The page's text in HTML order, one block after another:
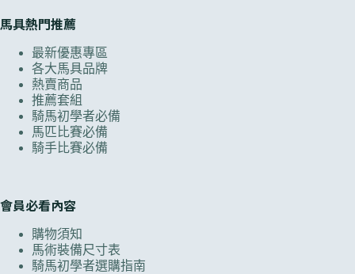
馬具熱門推薦
最新優惠專區
各大馬具品牌
熱賣商品
推薦套組
騎馬初學者必備
馬匹比賽必備
騎手比賽必備
會員必看內容
購物須知
馬術裝備尺寸表
騎馬初學者選購指南